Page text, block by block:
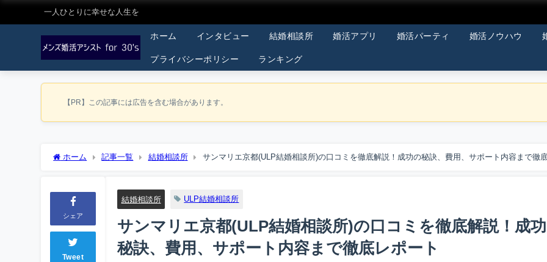
一人ひとりに幸せな人生を
ホーム インタビュー 結婚相談所 婚活アプリ 婚活パーティ 婚活ノウハウ
プライバシーポリシー ランキング
【PR】この記事には広告を含む場合があります。
ホーム 記事一覧 結婚相談所
サンマリエ京都(ULP結婚相談所)の口コミを徹底解説！成功の秘訣、費用、サポート内容まで徹
シェア
Tweet
結婚相談所 ULP結婚相談所
サンマリエ京都(ULP結婚相談所)の口コミを徹底解説！成
秘訣、費用、サポート内容まで徹底レポート